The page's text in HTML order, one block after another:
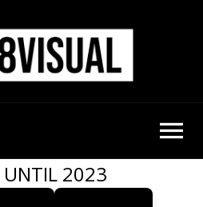
UNTIL 2023